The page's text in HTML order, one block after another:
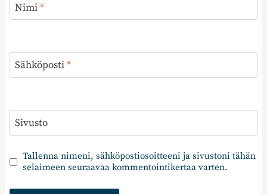
Nimi*
Sähköposti*
Sivusto
Tallenna nimeni, sähköpostiosoitteeni ja sivustoni tähän
selaimeen seuraavaa kommentointikertaa varten.